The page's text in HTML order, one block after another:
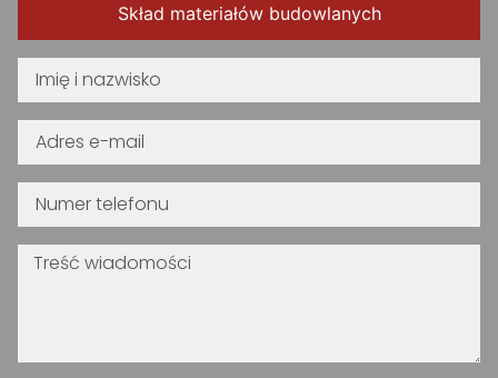
Skład materiałów budowlanych